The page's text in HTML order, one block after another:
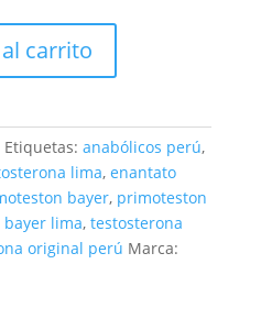
carrito
Etiquetas: anabólicos perú,
lima, enantato
bayer, primoteston
lima, testosterona
original perú Marca: